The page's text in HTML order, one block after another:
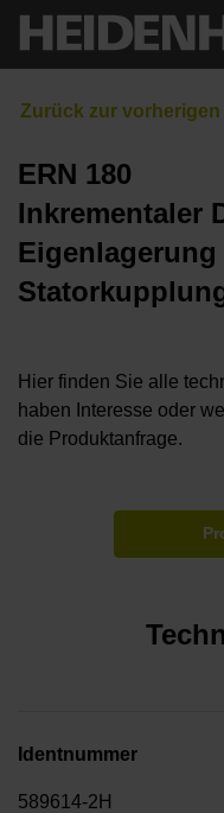
ERN 180
Inkrementaler
Hier finden Sie alle
haben Interesse oder
die Produktanfrage.
Identnummer
589614-2H